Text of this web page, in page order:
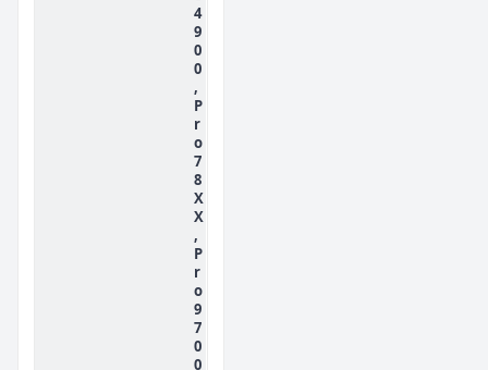
4
9
0
0
,
P
r
o
7
8
X
X
,
P
r
o
9
7
0
0